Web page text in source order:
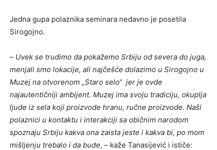
Jedna gupa polaznika seminara nedavno je posetila
Sirogojno.
– Uvek se trudimo da pokažemo Srbiju od severa do juga,
menjali smo lokacije, ali najčešće dolazimo u Sirogojno u
Muzej na otvorenom „Staro selo“ jer je ovde
najautentičniji ambijent. Muzej ima svoju tradiciju, okuplja
ljude iz sela koji proizvode hranu, ručne proizvode. Naši
polaznici u kontaktu i interakciji sa običnim narodom
spoznaju Srbiju kakva ona zaista jeste i kakva bi, po mom
mišljenju trebalo i da bude, – kaže Tanasijević i ističe: